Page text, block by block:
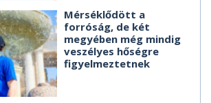
Mérséklődött a
forróság, de két
megyében még mindig
veszélyes hőségre
figyelmeztetnek